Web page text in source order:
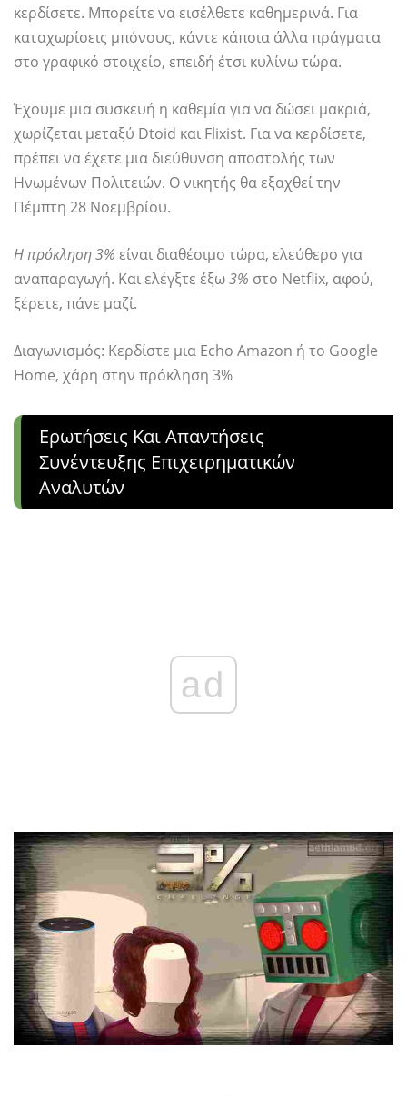
κερδίσετε. Μπορείτε να εισέλθετε καθημερινά. Για
καταχωρίσεις μπόνους, κάντε κάποια άλλα πράγματα
στο γραφικό στοιχείο, επειδή έτσι κυλίνω τώρα.
Έχουμε μια συσκευή η καθεμία για να δώσει μακριά,
χωρίζεται μεταξύ Dtoid και Flixist. Για να κερδίσετε,
πρέπει να έχετε μια διεύθυνση αποστολής των
Ηνωμένων Πολιτειών. Ο νικητής θα εξαχθεί την
Πέμπτη 28 Νοεμβρίου.
Η πρόκληση 3% είναι διαθέσιμο τώρα, ελεύθερο για
αναπαραγωγή. Και ελέγξτε έξω3% στο Netflix, αφού,
ξέρετε, πάνε μαζί.
Διαγωνισμός: Κερδίστε μια Echo Amazon ή το Google
Home, χάρη στην πρόκληση 3%
Ερωτήσεις Και Απαντήσεις
Συνέντευξης Επιχειρηματικών
Αναλυτών
ad